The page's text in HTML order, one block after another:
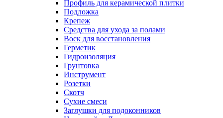
Профиль для керамической плитки
Подложка
Крепеж
Средства для ухода за полами
Воск для восстановления
Герметик
Гидроизоляция
Грунтовка
Инструмент
Розетки
Скотч
Сухие смеси
Заглушки для подоконников